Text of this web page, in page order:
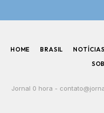
HOME BRASIL NOTÍCIAS
Jornal 0 hora -